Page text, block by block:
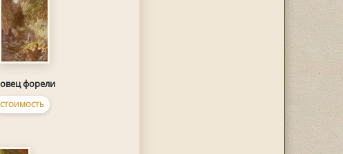
форели
СТОИМОСТЬ